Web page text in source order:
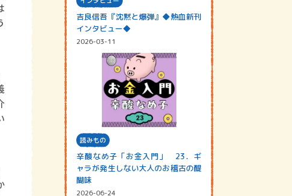
吉良信吾『沈黙と爆弾』◆熱血新刊
インタビュー◆
2026-03-11
読みもの
辛酸なめ子「お金入門」 23．ギ
ャラが発生しない大人のお稽古の醍
醐味
2026-06-24